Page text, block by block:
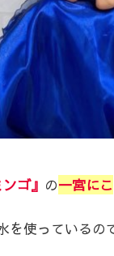
ゴ』 の一宮にこ
を使っているの